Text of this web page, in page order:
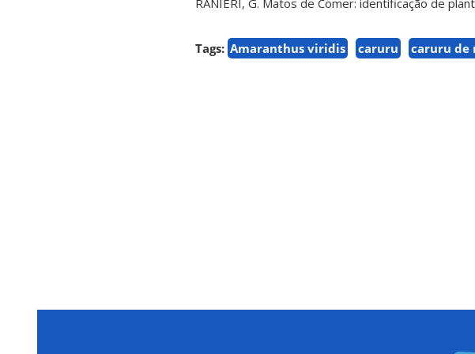
Tags: Amaranthus viridis caruru caruru de